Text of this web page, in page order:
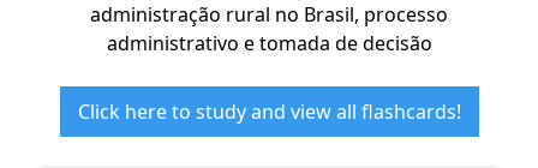
administração rural no Brasil, processo
administrativo e tomada de decisão
Click here to study and view all flashcards!